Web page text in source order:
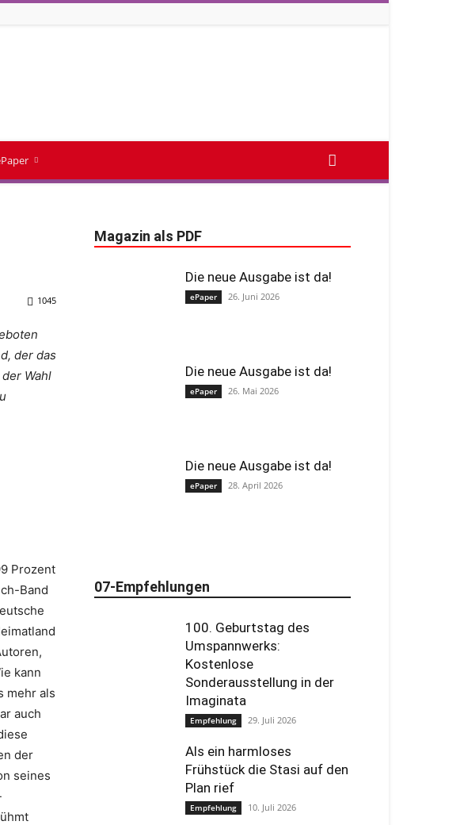
1045
der das
Wahl
Prozent
Band
kann
mehr als
auch
der
seines
Magazin als PDF
Die neue Ausgabe ist da!
ePaper 26. Juni 2026
Die neue Ausgabe ist da!
ePaper 26. Mai 2026
Die neue Ausgabe ist da!
ePaper 28. April 2026
07-Empfehlungen
100. Geburtstag des
Umspannwerks:
Kostenlose
Sonderausstellung in der
Imaginata
Empfehlung 29. Juli 2026
Als ein harmloses
Frühstück die Stasi auf den
Plan rief
Empfehlung 10. Juli 2026